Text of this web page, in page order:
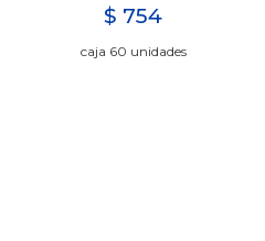
$ 754
caja 60 unidades